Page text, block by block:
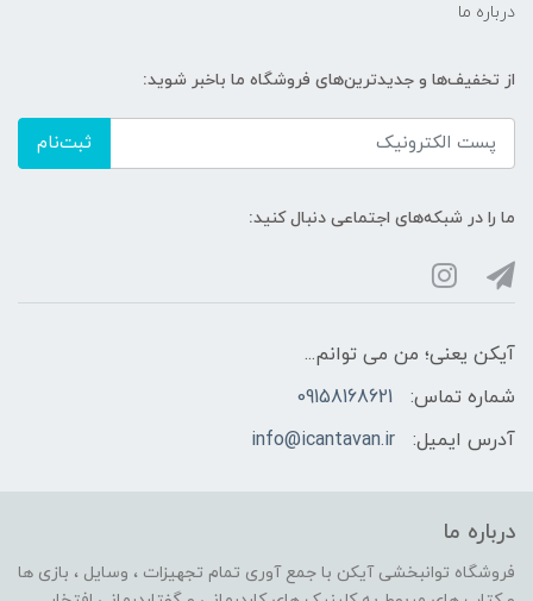
درباره ما
از تخفیف‌ها و جدیدترین‌های فروشگاه ما باخبر شوید:
ثبت‌نام
ما را در شبکه‌های اجتماعی دنبال کنید:
آیکن یعنی؛ من می توانم...
شماره تماس:
09158168621
آدرس ایمیل:
info@icantavan.ir
درباره ما
فروشگاه توانبخشی آیکن با جمع آوری تمام تجهیزات ، وسایل ، بازی ها